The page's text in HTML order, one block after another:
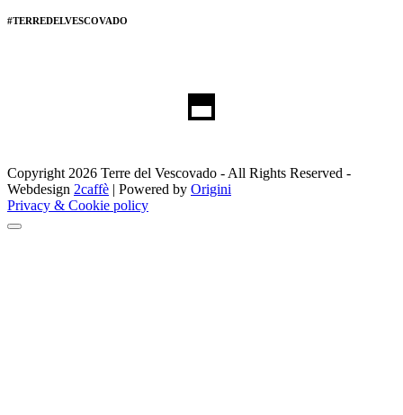
#TERREDELVESCOVADO
Copyright 2026 Terre del Vescovado - All Rights Reserved -
Webdesign 2caffè | Powered by Origini
Privacy & Cookie policy